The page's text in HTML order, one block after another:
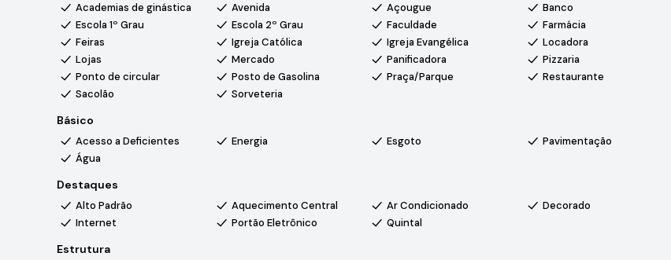
Estrutura do condomínio
: segurança 24 horas, com câmeras de monitoramento e reconhecimento facial na entrada.
Área de lazer completa, com lareira externa, quadra poliesportiva, salão de festas, salão de jogos, sauna, playground,
campo de futebol, minimercado, sala com máquina de gelo, feira livre, redário, área gourmet, espaço para eventos,
piscina adulto e infantil, brinquedoteca, área para piquenique, sala de academia e academia ao ar livre.
Academias de ginástica Avenida Açougue
Banco
Escola 1º Grau
Escola 2º Grau Faculdade
Farmácia
Feiras
Igreja Católica Igreja Evangélica
Locadora
Lojas
Mercado Panificadora
Pizzaria
Ponto de circular
Posto de Gasolina Praça/Parque
Restaurante
Sacolão
Sorveteria
Básico
Acesso a Deficientes Energia Esgoto
Pavimentação
Água
Destaques
Alto Padrão Aquecimento Central Ar Condicionado
Decorado
Internet
Portão Eletrônico Quintal
Estrutura